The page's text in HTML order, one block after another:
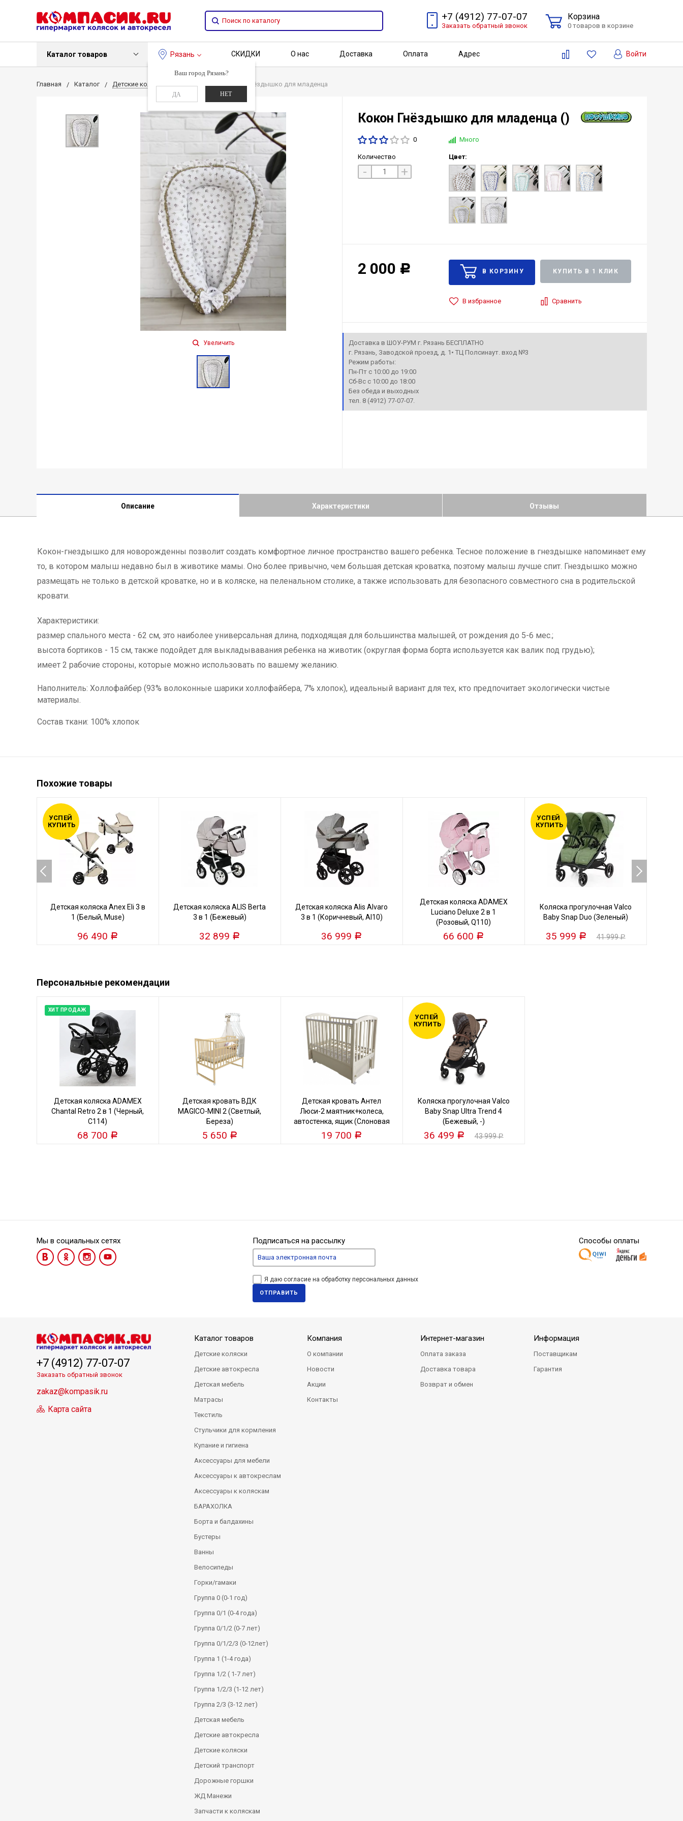
+7 (4912) 77-07-07
Заказать обратный звонок
Корзина
0 товаров в корзине
Каталог товаров Рязань
Ваш город Рязань?
ДА НЕТ
СКИДКИ О нас Доставка Оплата Адрес Войти
Главная Каталог Детские коляски Текстиль Кокон Гнёздышко для младенца
Увеличить
Кокон Гнёздышко для младенца ()
0 Много
Количество
- +
Цвет:
2 000 Р КУПИТЬ В 1 КЛИК
В избранное Сравнить
Доставка в ШОУ-РУМ г. Рязань БЕСПЛАТНО
г. Рязань, Заводской проезд, д. 1• ТЦ Полсинаут. вход №3
Режим работы:
Пн-Пт с 10:00 до 19:00
Сб-Вс с 10:00 до 18:00
Без обеда и выходных
тел. 8 (4912) 77-07-07.
Описание Характеристики Отзывы
Кокон-гнездышко для новорожденны позволит создать комфортное личное пространство вашего ребенка. Тесное положение в гнездышке напоминает ему
то, в котором малыш недавно был в животике мамы. Оно более привычно, чем большая детская кроватка, поэтому малыш лучше спит. Гнездышко можно
размещать не только в детской кроватке, но и в коляске, на пеленальном столике, а также использовать для безопасного совместного сна в родительской
кровати.
Характеристики:
размер спального места - 62 см, это наиболее универсальная длина, подходящая для большинства малышей, от рождения до 5-6 мес.;
высота бортиков - 15 см, также подойдет для выкладывавания ребенка на животик (округлая форма борта используется как валик под грудью);
имеет 2 рабочие стороны, которые можно использовать по вашему желанию.
Наполнитель: Холлофайбер (93% волоконные шарики холлофайбера, 7% хлопок), идеальный вариант для тех, кто предпочитает экологически чистые
материалы.
Состав ткани: 100% хлопок
Похожие товары
Детская коляска Anex Eli 3 в
1 (Белый, Muse)
96 490 Р
УСПЕЙ
КУПИТЬ
Детская коляска ALIS Berta
3 в 1 (Бежевый)
32 899 Р
Детская коляска Alis Alvaro
3 в 1 (Коричневый, Al10)
36 999 Р
Детская коляска ADAMEX
Luciano Deluxe 2 в 1
(Розовый, Q110)
66 600 Р
Коляска прогулочная Valco
Baby Snap Duo (Зеленый)
35 999 Р 41 999Р
УСПЕЙ
КУПИТЬ
Персональные рекомендации
ХИТ ПРОДАЖ
Детская коляска ADAMEX
Chantal Retro 2 в 1 (Черный,
C114)
68 700 Р
Детская кровать ВДК
MAGICO-MINI 2 (Светлый,
Береза)
5 650 Р
Детская кровать Антел
Люси-2 маятник+колеса,
автостенка, ящик (Слоновая
кость)
19 700 Р
Коляска прогулочная Valco
Baby Snap Ultra Trend 4
(Бежевый, -)
36 499 Р 43 999Р
УСПЕЙ
КУПИТЬ
Мы в социальных сетях Подписаться на рассылку
Я даю согласие на обработку персональных данных
ОТПРАВИТЬ
Способы оплаты
+7 (4912) 77-07-07
Заказать обратный звонок
zakaz@kompasik.ru
Карта сайта
Каталог товаров
Детские коляски
Детские автокресла
Детская мебель
Матрасы
Текстиль
Стульчики для кормления
Купание и гигиена
Аксессуары для мебели
Аксессуары к автокреслам
Аксессуары к коляскам
БАРАХОЛКА
Борта и балдахины
Бустеры
Ванны
Велосипеды
Горки/гамаки
Группа 0 (0-1 год)
Группа 0/1 (0-4 года)
Группа 0/1/2 (0-7 лет)
Группа 0/1/2/3 (0-12лет)
Группа 1 (1-4 года)
Группа 1/2 ( 1-7 лет)
Группа 1/2/3 (1-12 лет)
Группа 2/3 (3-12 лет)
Детская мебель
Детские автокресла
Детские коляски
Детский транспорт
Дорожные горшки
ЖД Манежи
Запчасти к коляскам
Компания
О компании
Новости
Акции
Контакты
Интернет-магазин
Оплата заказа
Доставка товара
Возврат и обмен
Информация
Поставщикам
Гарантия